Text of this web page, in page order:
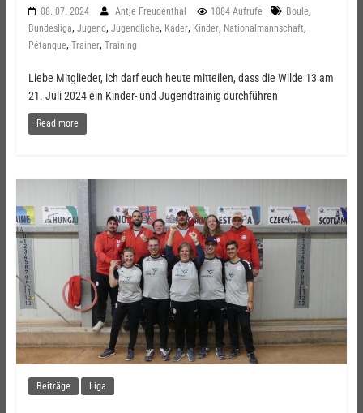
08. 07. 2024 Antje Freudenthal 1084 Aufrufe Boule,
Bundesliga, Jugend, Jugendliche, Kader, Kinder, Nationalmannschaft,
Pétanque, Trainer, Training
Liebe Mitglieder, ich darf euch heute mitteilen, dass die Wilde 13 am
21. Juli 2024 ein Kinder- und Jugendtrainig durchführen
Read more
Beiträge Liga